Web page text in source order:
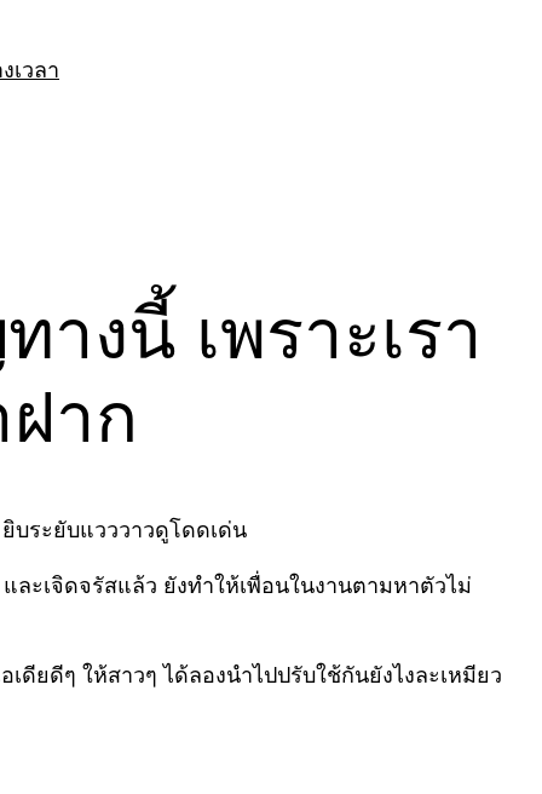
เวลา
งนี้ เพราะเรา
าก
ระยับแวววาวดูโดดเด่น
ะเจิดจรัสแล้ว ยังทำให้เพื่อนในงานตามหาตัวไม่
ดียดีๆ ให้สาวๆ ได้ลองนำไปปรับใช้กันยังไงละเหมียว